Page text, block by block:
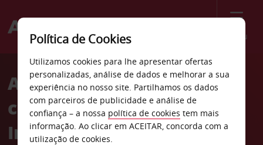
Menu
Welcome
AvisAluguer de
carros Aeroporto
Internacional de Wattay
Política de Cookies
Utilizamos cookies para lhe apresentar ofertas
personalizadas, análise de dados e melhorar a sua
experiência no nosso site. Partilhamos os dados
com parceiros de publicidade e análise de
confiança – a nossa política de cookies tem mais
informação. Ao clicar em ACEITAR, concorda com a
utilização de cookies.